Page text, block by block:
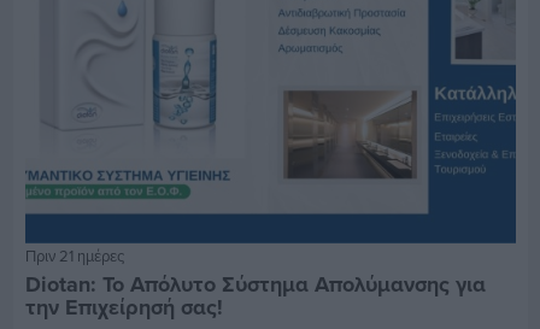
Πριν 21 ημέρες
Diotan: Το Απόλυτο Σύστημα Απολύμανσης για
την Επιχείρησή σας!